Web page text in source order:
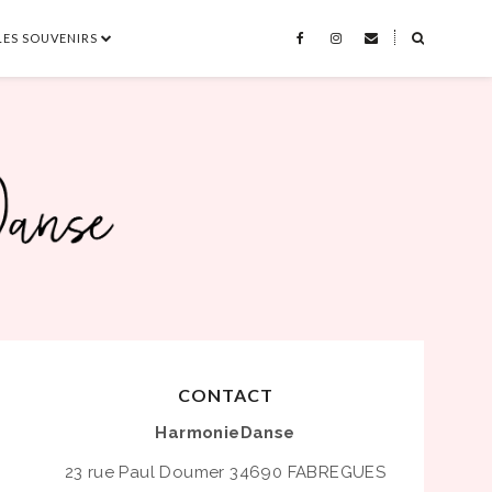
SOUVENIRS ˟
CONTACT
HarmonieDanse
23 rue Paul Doumer34690 FABREGUES